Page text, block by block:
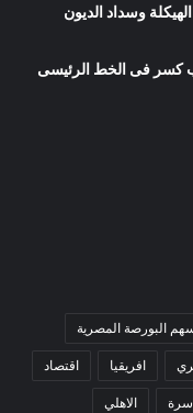
وسداد الديون
كسر فى الخط الرئيسى
البورصة المصرية
افريقيا اقتصاد
الاهلي